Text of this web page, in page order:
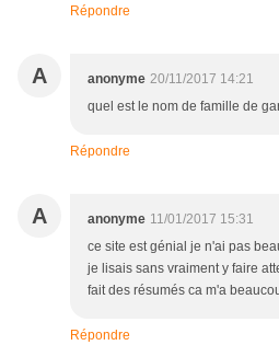
Répondre
A anonyme 20/11/2017 14:21
quel est le nom de famille de
Répondre
A anonyme 11/01/2017 15:31
ce site est génial je n'ai pas
je lisais sans vraiment y faire
fait des résumés ca m'a
Répondre